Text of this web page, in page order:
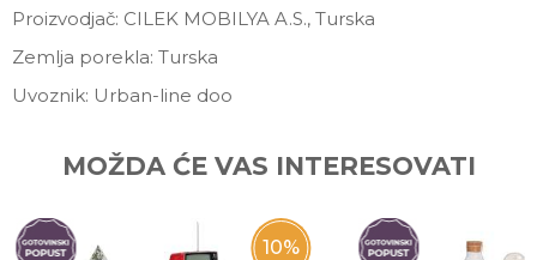
Proizvodjač: CILEK MOBILYA A.S., Turska
Zemlja porekla: Turska
Uvoznik: Urban-line doo
Email
MOŽDA ĆE VAS INTERESOVATI
10%